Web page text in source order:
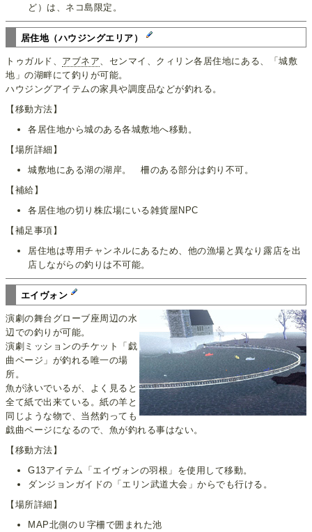
ど）は、ネコ島限定。
居住地（ハウジングエリア）
トゥガルド、 アブネア 、センマイ、クィリン各居住地にある、「城敷
地」の湖畔にて釣りが可能。
ハウジングアイテムの家具や調度品などが釣れる。
【移動方法】
各居住地から城のある各城敷地へ移動。
【場所詳細】
城敷地にある湖の湖岸。 柵のある部分は釣り不可。
【補給】
各居住地の切り株広場にいる雑貨屋NPC
【補足事項】
居住地は専用チャンネルにあるため、他の漁場と異なり露店を出
店しながらの釣りは不可能。
エイヴォン
演劇の舞台グローブ座周辺の水
辺での釣りが可能。
演劇ミッションのチケット「戯
曲ページ」が釣れる唯一の場
所。
魚が泳いでいるが、よく見ると
全て紙で出来ている。紙の羊と
同じような物で、当然釣っても
戯曲ページになるので、魚が釣れる事はない。
【移動方法】
G13アイテム「エイヴォンの羽根」を使用して移動。
ダンジョンガイドの「エリン武道大会」からでも行ける。
【場所詳細】
MAP北側のＵ字柵で囲まれた池